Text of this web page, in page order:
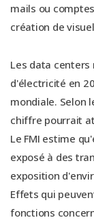
mails ou
création de
Les data
d'électricité en
mondiale. Selon
chiffre pourrait
Le FMI estime
exposé à des
exposition
Effets qui
fonctions